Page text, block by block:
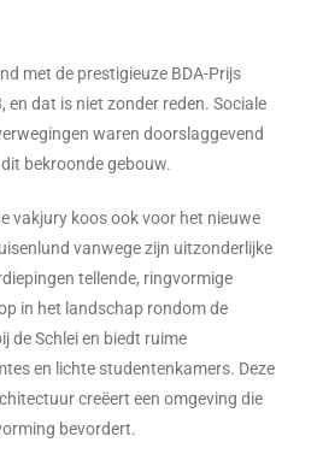
met de prestigieuze BDA-Prijs
en dat is niet zonder reden. Sociale
waren doorslaggevend
bekroonde gebouw.
vakjury koos ook voor het nieuwe
vanwege zijn uitzonderlijke
tellende, ringvormige
in het landschap rondom de
de Schlei en biedt ruime
en lichte studentenkamers. Deze
creëert een omgeving die
bevordert.